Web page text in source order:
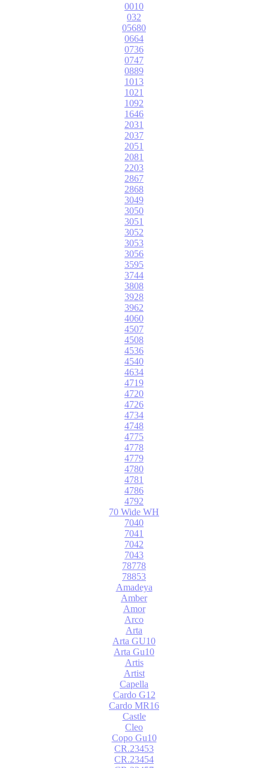
0010
032
05680
0664
0736
0747
0889
1013
1021
1092
1646
2031
2037
2051
2081
2203
2867
2868
3049
3050
3051
3052
3053
3056
3595
3744
3808
3928
3962
4060
4507
4508
4536
4540
4634
4719
4720
4726
4734
4748
4775
4778
4779
4780
4781
4786
4792
70 Wide WH
7040
7041
7042
7043
78778
78853
Amadeya
Amber
Amor
Arco
Arta
Arta GU10
Arta Gu10
Artis
Artist
Capella
Cardo G12
Cardo MR16
Castle
Cleo
Copo Gu10
CR.23453
CR.23454